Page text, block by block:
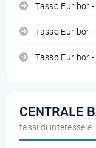
Tasso Euribor -
Tasso Euribor -
Tasso Euribor -
CENTRALE
tassi di interesse e